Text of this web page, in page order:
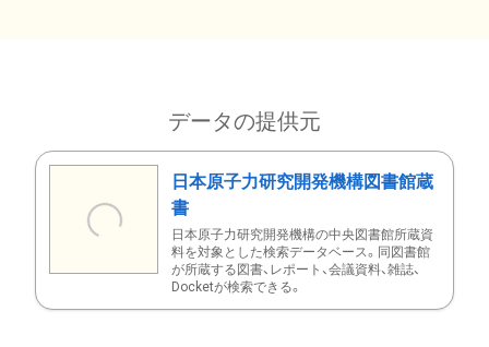
データの提供元
日本原子力研究開発機構図書館蔵
書
日本原子力研究開発機構の中央図書館所蔵資
料を対象とした検索データベース。同図書館
が所蔵する図書、レポート、会議資料、雑誌、
Docketが検索できる。